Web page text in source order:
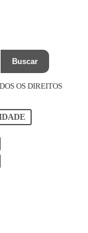
OS DIREITOS